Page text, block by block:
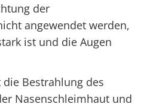
der
angewendet werden,
ist und die Augen
die Bestrahlung des
Nasenschleimhaut und